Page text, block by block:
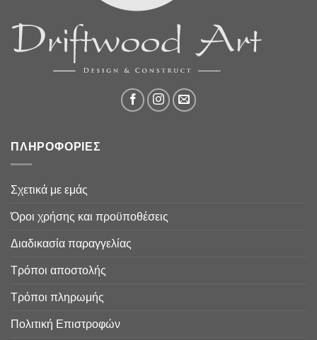
ΠΛΗΡΟΦΟΡΙΕΣ
Σχετικά με εμάς
Όροι χρήσης και προϋποθέσεις
Διαδικασία παραγγελίας
Τρόποι αποστολής
Τρόποι πληρωμής
Πολιτική Επιστροφών